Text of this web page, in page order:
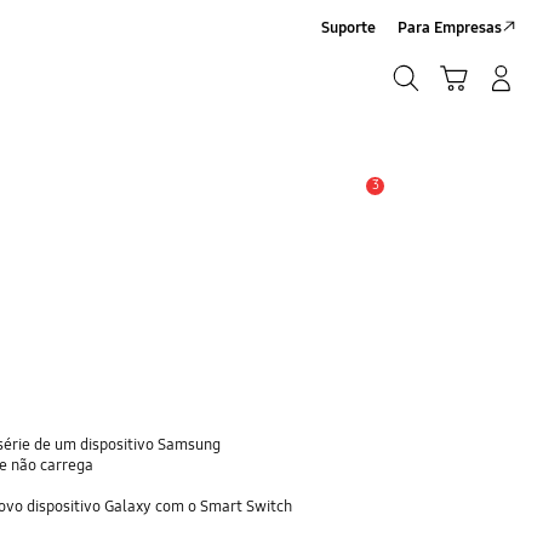
Suporte Para Empresas
3
de um dispositivo Samsung
não carrega
dispositivo Galaxy com o Smart Switch